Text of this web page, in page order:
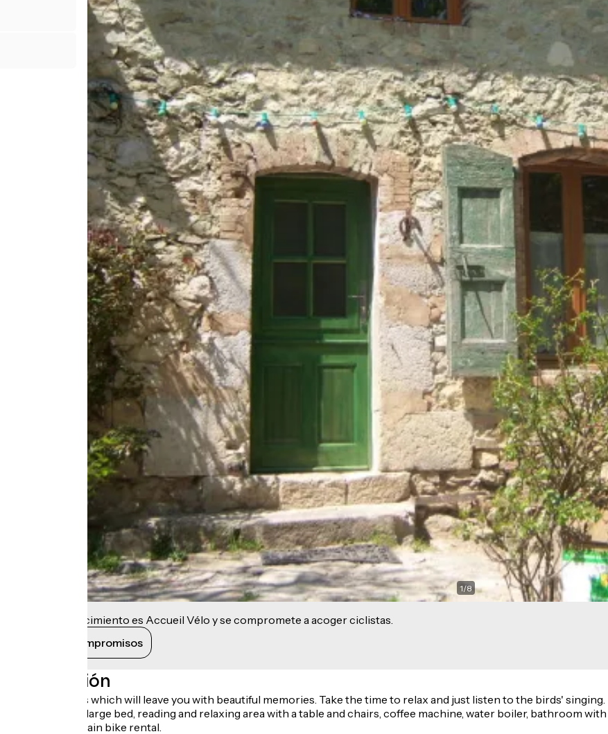
1/8
Este establecimiento es Accueil Vélo y se compromete a acoger ciclistas.
Ver sus compromisos
Descripción
Spend holidays which will leave you with beautiful memories. Take the time to relax and just listen to the birds' singing.
Bedroom with large bed, reading and relaxing area with a table and chairs, coffee machine, water boiler, bathroom
Electric mountain bike rental.